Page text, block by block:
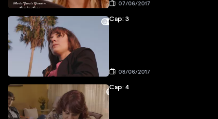
07/06/2017
Cap: 3
08/06/2017
Cap: 4